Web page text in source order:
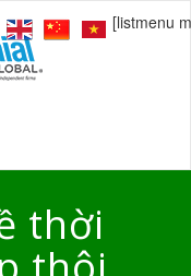
thời
[listmenu